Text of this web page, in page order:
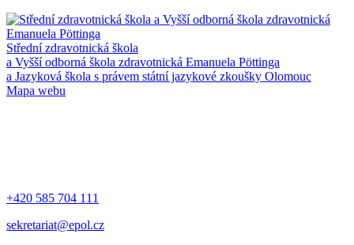
Střední zdravotnická škola
a Vyšší odborná škola zdravotnická Emanuela Pöttinga
a Jazyková škola s právem státní jazykové zkoušky Olomouc
Mapa webu
+420 585 704 111
sekretariat@epol.cz